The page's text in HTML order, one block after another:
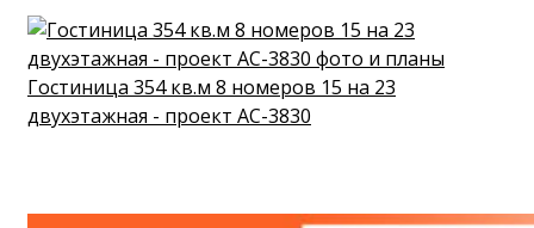
Гостиница 354 кв.м 8 номеров 15 на 23
двухэтажная - проект АС-3830